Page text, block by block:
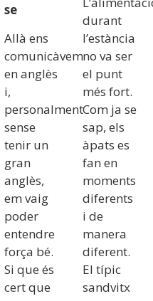
se
Allà ens
comunicàvem
en anglès
i,
personalment
sense
tenir un
gran
anglès,
em vaig
poder
entendre
força bé.
Si que és
cert que
durant
l’estància
no va ser
el punt
més fort.
Com ja se
sap, els
àpats es
fan en
moments
diferents
i de
manera
diferent.
El típic
sandvitx